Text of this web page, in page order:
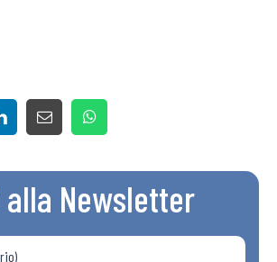
Newsletter